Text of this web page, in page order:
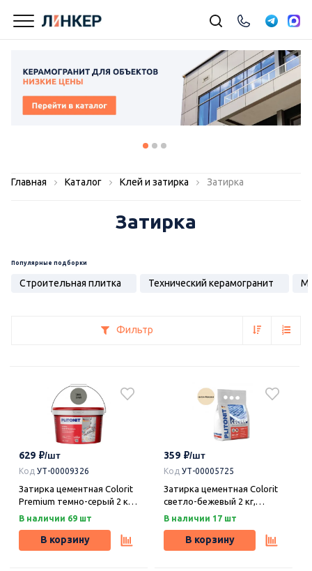
Главная Каталог Клей и затирка Затирка
Затирка
Популярные подборки
Строительная плитка Технический керамогранит
Фильтр
629
Код УТ-00009326
Затирка цементная Colorit
Premium темно-серый 2 кг,
Плитонит
В наличии 69 шт
В корзину
359
Код УТ-00005725
Затирка цементная Colorit
светло-бежевый 2 кг,
Плитонит
В наличии 17 шт
В корзину